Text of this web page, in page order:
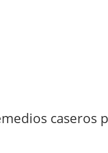
caseros